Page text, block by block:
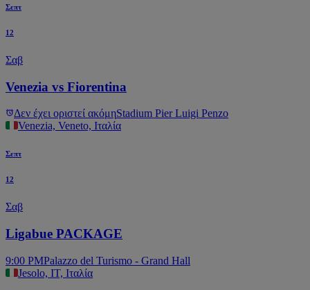
Σεπτ
12
Σαβ
Venezia vs Fiorentina
Δεν έχει οριστεί ακόμηStadium Pier Luigi Penzo
Venezia, Veneto, Ιταλία
Σεπτ
12
Σαβ
Ligabue PACKAGE
9:00 PMPalazzo del Turismo - Grand Hall
Jesolo, IT, Ιταλία